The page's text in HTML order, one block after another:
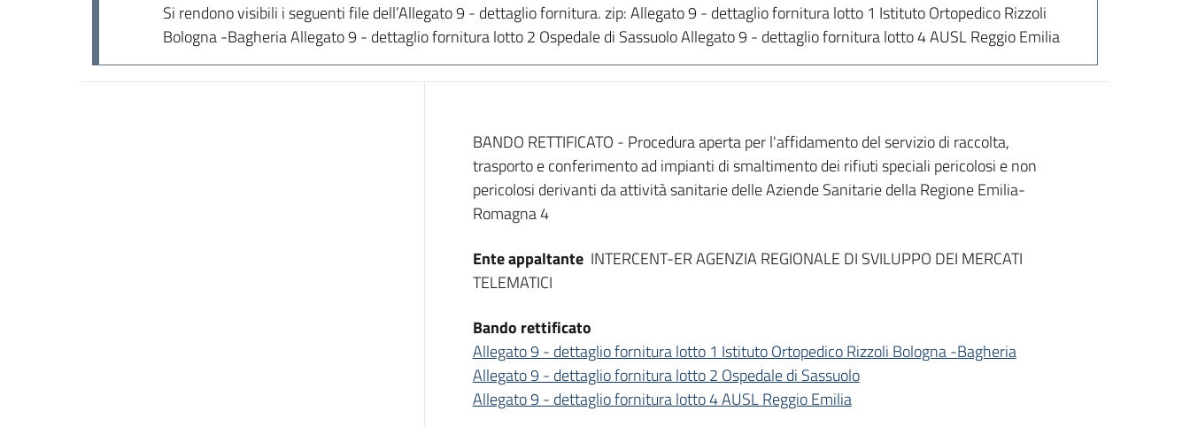
Si rendono visibili i seguenti file dell’Allegato 9 - dettaglio fornitura. zip: Allegato 9 - dettaglio fornitura lotto 1 Istituto Ortopedico Rizzoli
Bologna -Bagheria Allegato 9 - dettaglio fornitura lotto 2 Ospedale di Sassuolo Allegato 9 - dettaglio fornitura lotto 4 AUSL Reggio Emilia
Dati del bando
BANDO RETTIFICATO - Procedura aperta per l'affidamento del servizio di raccolta,
trasporto e conferimento ad impianti di smaltimento dei rifiuti speciali pericolosi e non
pericolosi derivanti da attività sanitarie delle Aziende Sanitarie della Regione Emilia-
Romagna 4
Ente appaltante INTERCENT-ER AGENZIA REGIONALE DI SVILUPPO DEI MERCATI
TELEMATICI
Bando rettificato
Allegato 9 - dettaglio fornitura lotto 1 Istituto Ortopedico Rizzoli Bologna -Bagheria
Allegato 9 - dettaglio fornitura lotto 2 Ospedale di Sassuolo
Allegato 9 - dettaglio fornitura lotto 4 AUSL Reggio Emilia